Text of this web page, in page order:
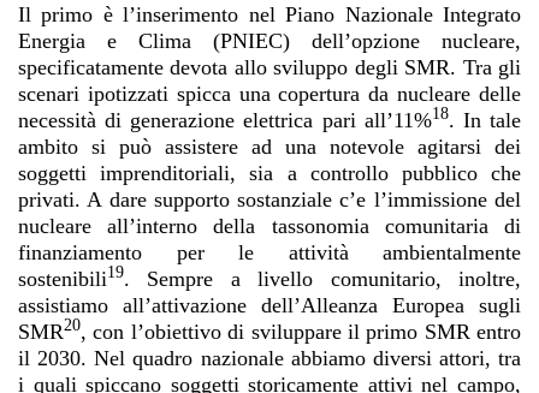
Il primo è l’inserimento nel Piano Nazionale Integrato
Energia e Clima (PNIEC) dell’opzione nucleare,
specificatamente devota allo sviluppo degli SMR. Tra gli
scenari ipotizzati spicca una copertura da nucleare delle
necessità di generazione elettrica pari all’11%18. In tale
ambito si può assistere ad una notevole agitarsi dei
soggetti imprenditoriali, sia a controllo pubblico che
privati. A dare supporto sostanziale c’e l’immissione del
nucleare all’interno della tassonomia comunitaria di
finanziamento per le attività ambientalmente
sostenibili19. Sempre a livello comunitario, inoltre,
assistiamo all’attivazione dell’Alleanza Europea sugli
SMR20, con l’obiettivo di sviluppare il primo SMR entro
il 2030. Nel quadro nazionale abbiamo diversi attori, tra
i quali spiccano soggetti storicamente attivi nel campo,